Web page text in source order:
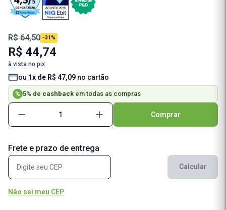
R$ 64,50 -31%
R$ 44,74
à vista no pix
ou 1x de R$ 47,09 no cartão
% 5% de cashback em todas as compras
Comprar
Frete e prazo de entrega
Calcular
Não sei meu CEP